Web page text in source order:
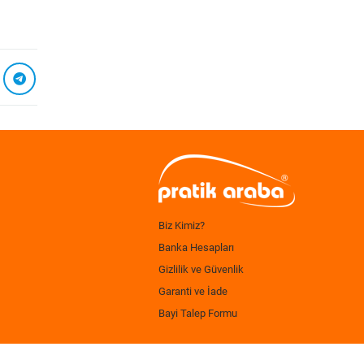
Biz Kimiz?
Banka Hesapları
Gizlilik ve Güvenlik
Garanti ve İade
Bayi Talep Formu